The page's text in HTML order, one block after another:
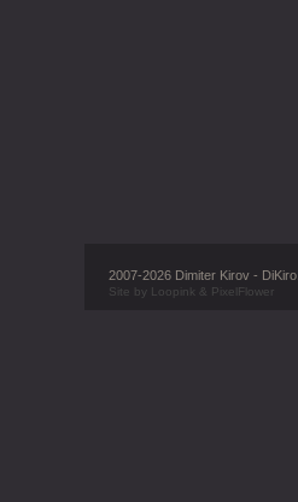
2007-2026 Dimiter Kirov - DiKiro.
Site by Loopink & PixelFlower